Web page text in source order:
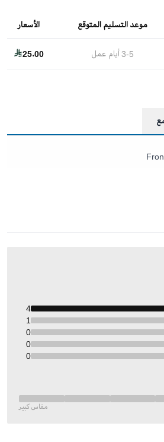
موعد التسليم المتوقع الأسعار
3-5أيام عمل 25.00
4
1
0
0
0
مقاس كبير